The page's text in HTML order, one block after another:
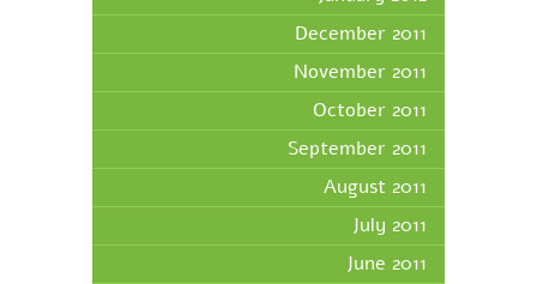
December 2011
November 2011
October 2011
September 2011
August 2011
July 2011
June 2011